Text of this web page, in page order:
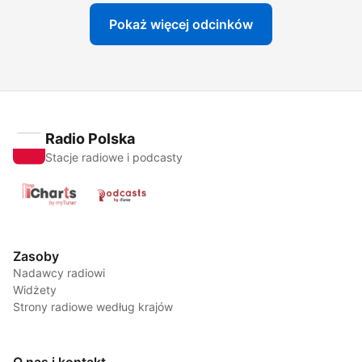
Pokaż więcej odcinków
Radio Polska
Stacje radiowe i podcasty
Zasoby
Nadawcy radiowi
Widżety
Strony radiowe według krajów